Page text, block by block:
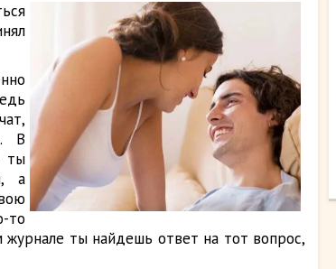
В
ты
а
то
ты найдешь ответ на тот вопрос,